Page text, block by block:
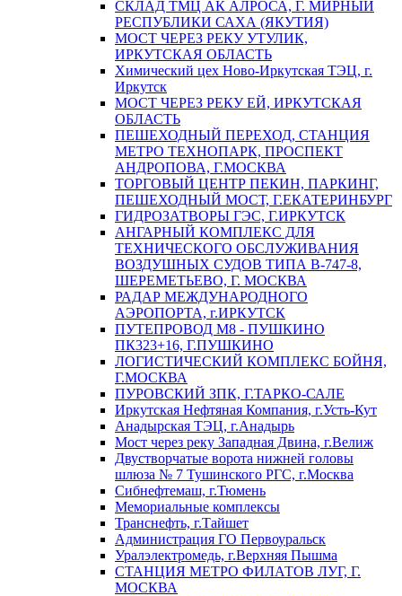
СКЛАД ТМЦ АК АЛРОСА, Г. МИРНЫЙ
РЕСПУБЛИКИ САХА (ЯКУТИЯ)
МОСТ ЧЕРЕЗ РЕКУ УТУЛИК,
ИРКУТСКАЯ ОБЛАСТЬ
Химический цех Ново-Иркутская ТЭЦ, г.
Иркутск
МОСТ ЧЕРЕЗ РЕКУ ЕЙ, ИРКУТСКАЯ
ОБЛАСТЬ
ПЕШЕХОДНЫЙ ПЕРЕХОД, СТАНЦИЯ
МЕТРО ТЕХНОПАРК, ПРОСПЕКТ
АНДРОПОВА, Г.МОСКВА
ТОРГОВЫЙ ЦЕНТР ПЕКИН, ПАРКИНГ,
ПЕШЕХОДНЫЙ МОСТ, Г.ЕКАТЕРИНБУРГ
ГИДРОЗАТВОРЫ ГЭС, Г.ИРКУТСК
АНГАРНЫЙ КОМПЛЕКС ДЛЯ
ТЕХНИЧЕСКОГО ОБСЛУЖИВАНИЯ
ВОЗДУШНЫХ СУДОВ ТИПА В-747-8,
ШЕРЕМЕТЬЕВО, Г. МОСКВА
РАДАР МЕЖДУНАРОДНОГО
АЭРОПОРТА, г.ИРКУТСК
ПУТЕПРОВОД М8 - ПУШКИНО
ПК323+16, Г.ПУШКИНО
ЛОГИСТИЧЕСКИЙ КОМПЛЕКС БОЙНЯ,
Г.МОСКВА
ПУРОВСКИЙ ЗПК, Г.ТАРКО-САЛЕ
Иркутская Нефтяная Компания, г.Усть-Кут
Анадырская ТЭЦ, г.Анадырь
Мост через реку Западная Двина, г.Велиж
Двустворчатые ворота нижней головы
шлюза № 7 Тушинского РГС, г.Москва
Сибнефтемаш, г.Тюмень
Мемориальные комплексы
Транснефть, г.Тайшет
Администрация ГО Первоуральск
Уралэлектромедь, г.Верхняя Пышма
СТАНЦИЯ МЕТРО ФИЛАТОВ ЛУГ, Г.
МОСКВА